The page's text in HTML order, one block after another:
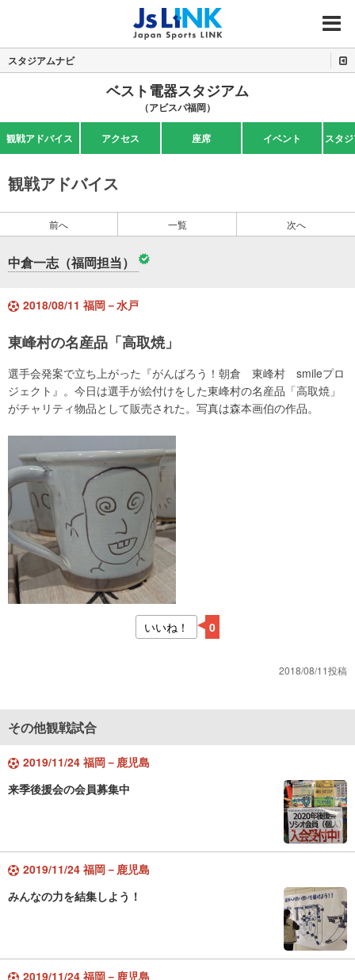
MENU
スタジアムナビ
ベスト電器スタジアム
（アビスパ福岡）
観戦アドバイス アクセス 座席 イベント スタ
観戦アドバイス
前へ 一覧 次へ
中倉一志（福岡担当）
2018/08/11 福岡－水戸
東峰村の名産品「高取焼」
選手会発案で立ち上がった『がんばろう！朝倉 東峰村 smileプロ
ジェクト』。今日は選手が絵付けをした東峰村の名産品「高取焼」
がチャリティ物品として販売された。写真は森本画伯の作品。
いいね！ 0
2018/08/11投稿
その他観戦試合
2019/11/24 福岡－鹿児島
来季後援会の会員募集中
2019/11/24 福岡－鹿児島
みんなの力を結集しよう！
2019/11/24 福岡－鹿児島